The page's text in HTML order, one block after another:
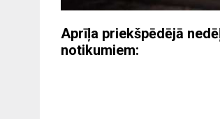
Aprīļa priekšpēdējā
notikumiem: